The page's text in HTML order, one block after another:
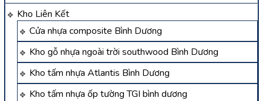
Kho Liên Kết
Cửa nhựa composite Bình Dương
Kho gỗ nhựa ngoài trời southwood Bình Dương
Kho tấm nhựa Atlantis Bình Dương
Kho tấm nhựa ốp tường TGI bình dương